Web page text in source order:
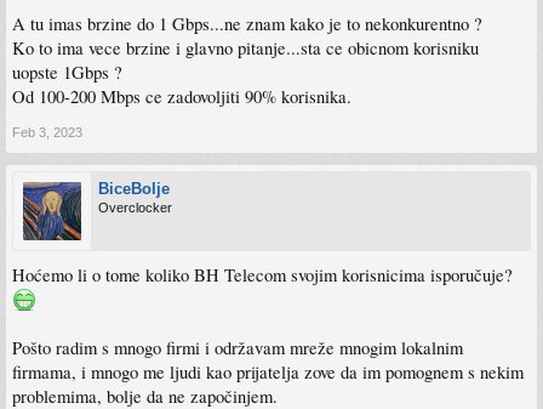
A tu imas brzine do 1 Gbps...ne znam kako je to nekonkurentno ?
Ko to ima vece brzine i glavno pitanje...sta ce obicnom korisniku
uopste 1Gbps ?
Od 100-200 Mbps ce zadovoljiti 90% korisnika.
Feb 3, 2023
BiceBolje
Overclocker
Hoćemo li o tome koliko BH Telecom svojim korisnicima isporučuje?
Pošto radim s mnogo firmi i održavam mreže mnogim lokalnim
firmama, i mnogo me ljudi kao prijatelja zove da im pomognem s nekim
problemima, bolje da ne započinjem.